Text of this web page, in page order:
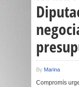
By Marina
Compromís